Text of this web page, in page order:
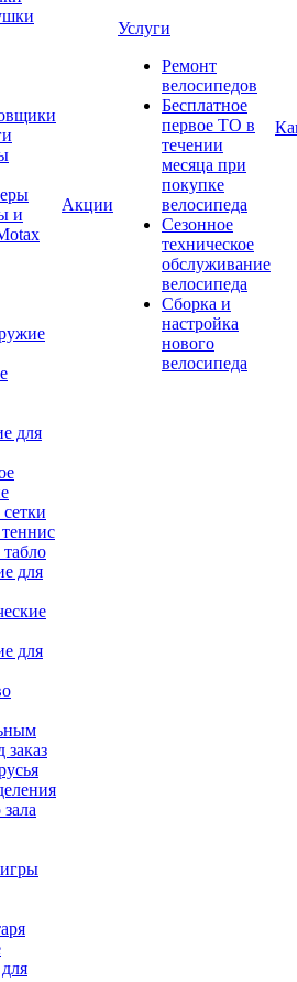
и
для
для
для
заказ
Акции
Услуги
Ремонт
велосипедов
Бесплатное
первое ТО в
течении
месяца при
покупке
велосипеда
Сезонное
техническое
обслуживание
велосипеда
Сборка и
настройка
нового
велосипеда